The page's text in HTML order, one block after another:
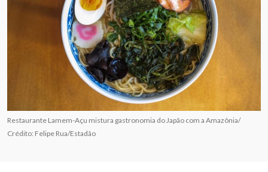
Restaurante Lamem-Açu mistura gastronomia do Japão com a Amazônia/
Crédito: Felipe Rua/Estadão